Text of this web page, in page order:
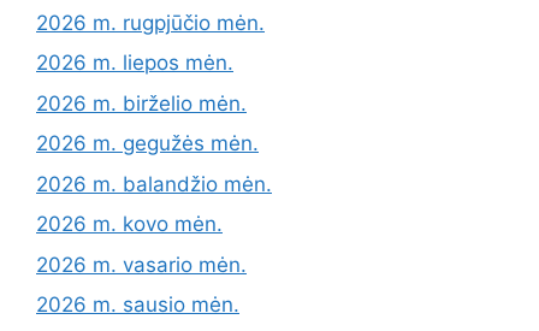
2026 m. rugpjūčio mėn.
2026 m. liepos mėn.
2026 m. birželio mėn.
2026 m. gegužės mėn.
2026 m. balandžio mėn.
2026 m. kovo mėn.
2026 m. vasario mėn.
2026 m. sausio mėn.